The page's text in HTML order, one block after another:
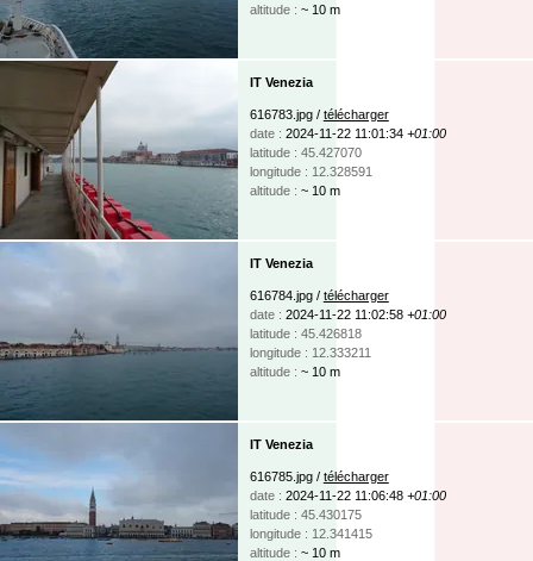
altitude : ~ 10 m
IT Venezia
616783.jpg / télécharger
date : 2024-11-22 11:01:34 +01:00
latitude : 45.427070
longitude : 12.328591
altitude : ~ 10 m
IT Venezia
616784.jpg / télécharger
date : 2024-11-22 11:02:58 +01:00
latitude : 45.426818
longitude : 12.333211
altitude : ~ 10 m
IT Venezia
616785.jpg / télécharger
date : 2024-11-22 11:06:48 +01:00
latitude : 45.430175
longitude : 12.341415
altitude : ~ 10 m